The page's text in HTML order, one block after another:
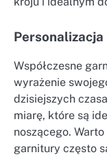
Współczesne
wyrażenie
dzisiejszych
miarę, które są
noszącego.
garnitury często